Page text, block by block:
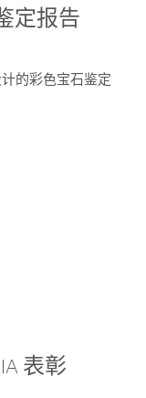
定报告
的彩色宝石鉴定
表彰